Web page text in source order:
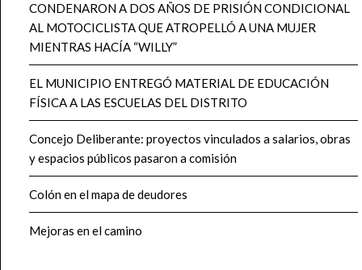
CONDENARON A DOS AÑOS DE PRISIÓN CONDICIONAL
AL MOTOCICLISTA QUE ATROPELLÓ A UNA MUJER
MIENTRAS HACÍA “WILLY”
EL MUNICIPIO ENTREGÓ MATERIAL DE EDUCACIÓN
FÍSICA A LAS ESCUELAS DEL DISTRITO
Concejo Deliberante: proyectos vinculados a salarios, obras
y espacios públicos pasaron a comisión
Colón en el mapa de deudores
Mejoras en el camino